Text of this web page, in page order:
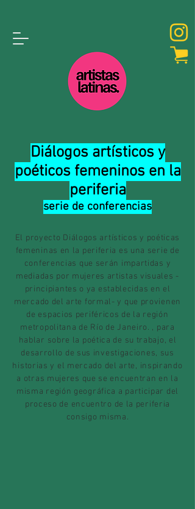
Diálogos artísticos y
poéticos femeninos en la
periferia
serie de conferencias
El proyecto Diálogos artísticos y poéticas
femeninas en la periferia es una serie de
conferencias que serán impartidas y
mediadas por mujeres artistas visuales -
principiantes o ya establecidas en el
mercado del arte formal- y que provienen
de espacios periféricos de la región
metropolitana de Río de Janeiro. , para
hablar sobre la poética de su trabajo, el
desarrollo de sus investigaciones, sus
historias y el mercado del arte, inspirando
a otras mujeres que se encuentran en la
misma región geográfica a participar del
proceso de encuentro de la periferia
consigo misma.